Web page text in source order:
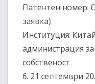
Патентен номер:
заявка)
Институция:
администрация
собственост
6.⁠ ⁠21 септември